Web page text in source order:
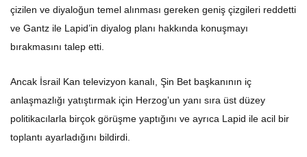
çizilen ve diyaloğun temel alınması gereken geniş çizgileri reddetti
ve Gantz ile Lapid’in diyalog planı hakkında konuşmayı
bırakmasını talep etti.
Ancak İsrail Kan televizyon kanalı, Şin Bet başkanının iç
anlaşmazlığı yatıştırmak için Herzog’un yanı sıra üst düzey
politikacılarla birçok görüşme yaptığını ve ayrıca Lapid ile acil bir
toplantı ayarladığını bildirdi.